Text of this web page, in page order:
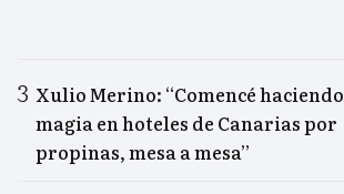
Xulio Merino: “Comencé haciendo
magia en hoteles de Canarias por
propinas, mesa a mesa”